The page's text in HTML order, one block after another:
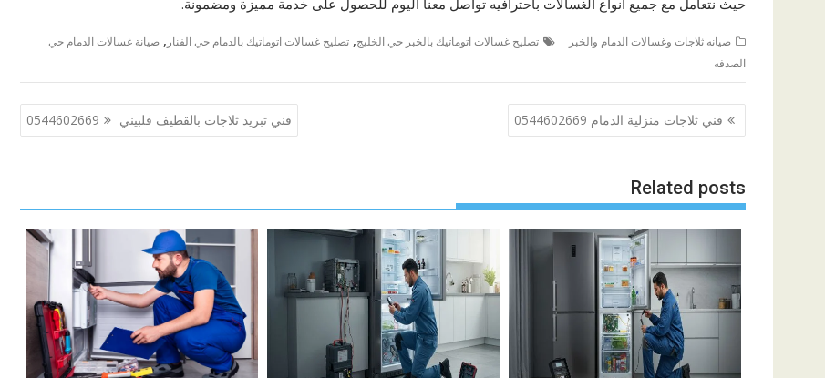
حيث نتعامل مع جميع أنواع الغسالات باحترافيه تواصل معنا اليوم للحصول على خدمة مميزة ومضمونة.
صيانه ثلاجات وغسالات الدمام والخبر تصليح غسالات اتوماتيك بالخبر حي الخليج, تصليح غسالات اتوماتيك بالدمام حي الفنار , صيانة غسالات الدمام حي
الصدفه
تصفّح
المقالات
فني ثلاجات منزلية الدمام 0544602669 فني تبريد ثلاجات بالقطيف فلبيني 0544602669
Related posts